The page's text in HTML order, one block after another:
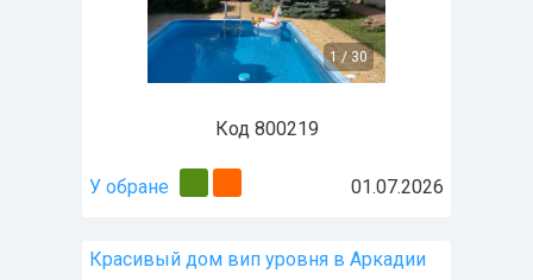
1/30
Код 800219
У обране 01.07.2026
Красивый дом вип уровня в Аркадии